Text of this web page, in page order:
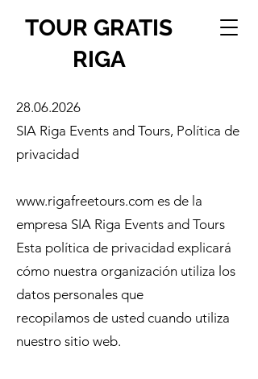
TOUR GRATIS
RIGA
28.06.2026
SIA Riga Events and Tours, Política de
privacidad
www.rigafreetours.com es de la
empresa SIA Riga Events and Tours
Esta política de privacidad explicará
cómo nuestra organización utiliza los
datos personales que
recopilamos de usted cuando utiliza
nuestro sitio web.